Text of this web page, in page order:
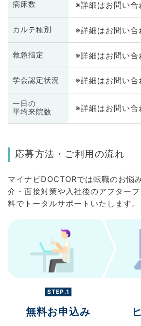
病床数 ※詳細はお問い合
カルテ種別 ※詳細はお問い合
救急指定 ※詳細はお問い合
学会認定状況 ※詳細はお問い合
一日の
平均来院数
※詳細はお問い合
応募方法・ご利用の流れ
マイナビDOCTORでは転職のお悩
介・面接対策や入社後のアフター
料でトータルサポートいたします。
STEP.1
無料お申込み